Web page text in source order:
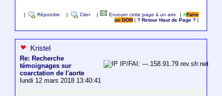
Répondre Citer Envoyer cette page à un ami |
Faire
un DON
|? Retour Haut de Page ?
Kristel
Re: Recherche
témoignages sur
coarctation de l'aorte
lundi 12 mars 2018 13:40:41
IP/FAI: ---.158.91.79.rev.sfr.net